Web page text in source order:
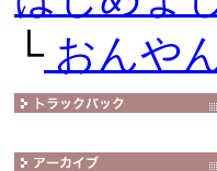
└おんや